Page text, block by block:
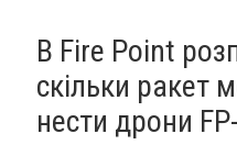
В Fire Point
скільки ракет
нести дрони